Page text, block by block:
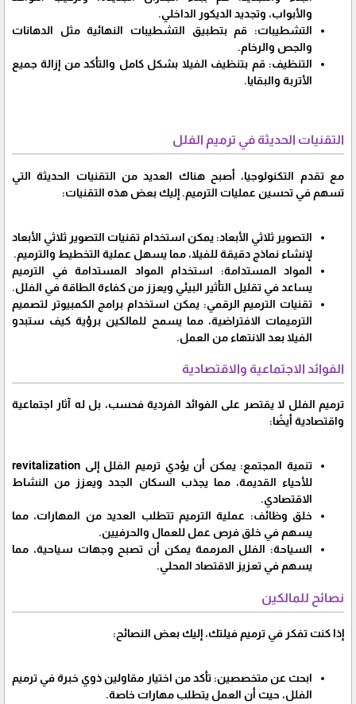
والأبواب، وتجديد الديكور الداخلي.
التشطيبات: قم بتطبيق التشطيبات النهائية مثل الدهانات
والجص والرخام.
التنظيف: قم بتنظيف الفيلا بشكل كامل والتأكد من إزالة جميع
الأتربة والبقايا.
التقنيات الحديثة في ترميم الفلل
مع تقدم التكنولوجيا، أصبح هناك العديد من التقنيات الحديثة التي
تسهم في تحسين عمليات الترميم. إليك بعض هذه التقنيات:
التصوير ثلاثي الأبعاد: يمكن استخدام تقنيات التصوير ثلاثي الأبعاد
لإنشاء نماذج دقيقة للفيلا، مما يسهل عملية التخطيط والترميم.
المواد المستدامة: استخدام المواد المستدامة في الترميم
يساعد في تقليل التأثير البيئي ويعزز من كفاءة الطاقة في الفلل.
تقنيات الترميم الرقمي: يمكن استخدام برامج الكمبيوتر لتصميم
الترميمات الافتراضية، مما يسمح للمالكين برؤية كيف ستبدو
الفيلا بعد الانتهاء من العمل.
الفوائد الاجتماعية والاقتصادية
ترميم الفلل لا يقتصر على الفوائد الفردية فحسب، بل له آثار اجتماعية
واقتصادية أيضًا:
تنمية المجتمع: يمكن أن يؤدي ترميم الفلل إلى revitalization
للأحياء القديمة، مما يجذب السكان الجدد ويعزز من النشاط
الاقتصادي.
خلق وظائف: عملية الترميم تتطلب العديد من المهارات، مما
يسهم في خلق فرص عمل للعمال والحرفيين.
السياحة: الفلل المرممة يمكن أن تصبح وجهات سياحية، مما
يسهم في تعزيز الاقتصاد المحلي.
نصائح للمالكين
إذا كنت تفكر في ترميم فيلتك، إليك بعض النصائح:
ابحث عن متخصصين: تأكد من اختيار مقاولين ذوي خبرة في ترميم
الفلل، حيث أن العمل يتطلب مهارات خاصة.